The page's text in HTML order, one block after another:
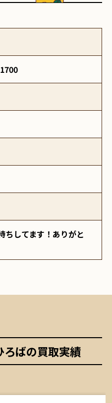
ちしてます！ありがと
ろばの買取実績